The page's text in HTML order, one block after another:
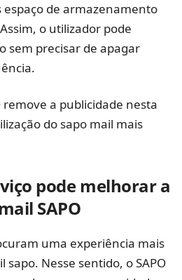
espaço de armazenamento
o utilizador pode
sem precisar de apagar
remove a publicidade nesta
do sapo mail mais
pode melhorar a
SAPO
uma experiência mais
sapo. Nesse sentido, o SAPO